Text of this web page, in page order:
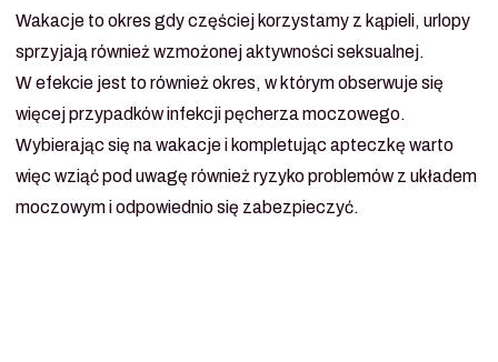
Wakacje to okres gdy częściej korzystamy z kąpieli, urlopy
sprzyjają również wzmożonej aktywności seksualnej.
W efekcie jest to również okres, w którym obserwuje się
więcej przypadków infekcji pęcherza moczowego.
Wybierając się na wakacje i kompletując apteczkę warto
więc wziąć pod uwagę również ryzyko problemów z układem
moczowym i odpowiednio się zabezpieczyć.